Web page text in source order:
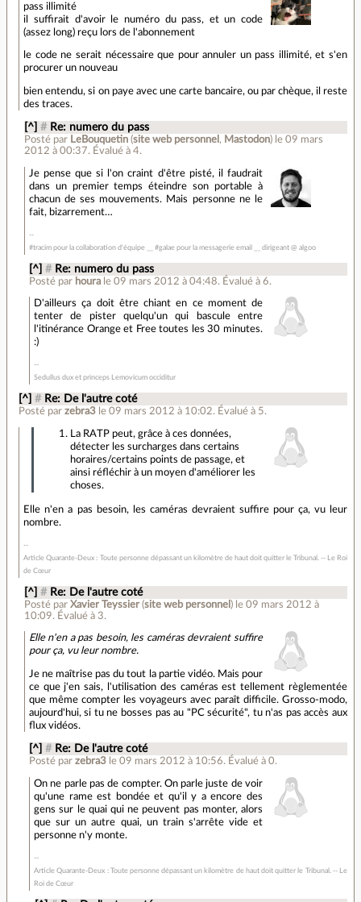
pass illimité
il suffirait d'avoir le numéro du pass, et un code
(assez long) reçu lors de l'abonnement
le code ne serait nécessaire que pour annuler un pass illimité, et s'en
procurer un nouveau
bien entendu, si on paye avec une carte bancaire, ou par chèque, il reste
des traces.
[^] # Re: numero du pass
Posté par LeBouquetin(site web personnel , Mastodon) le 09 mars
2012 à 00:37. Évalué à 4.
Je pense que si l'on craint d'être pisté, il faudrait
dans un premier temps éteindre son portable à
chacun de ses mouvements. Mais personne ne le
fait, bizarrement…
#tracim pour la collaboration d'équipe __ #galae pour la messagerie email __ dirigeant @ algoo
[^] # Re: numero du pass
Posté par houra le 09 mars 2012 à 04:48. Évalué à6.
D'ailleurs ça doit être chiant en ce moment de
tenter de pister quelqu'un qui bascule entre
l'itinérance Orange et Free toutes les 30 minutes.
:)
Sedullus dux et princeps Lemovicum occiditur
[^] # Re: De l'autre coté
Posté parzebra3 le 09 mars 2012 à 10:02. Évalué à 5.
La RATP peut, grâce à ces données,
détecter les surcharges dans certains
horaires/certains points de passage, et
ainsi réfléchir à un moyen d'améliorer les
choses.
Elle n'en a pas besoin, les caméras devraient suffire pour ça, vu leur
nombre.
Article Quarante-Deux : Toute personne dépassant un kilomètre de haut doit quitter le Tribunal. -- Le Roi
de Cœur
[^] # Re: De l'autre coté
Posté par Xavier Teyssier(site web personnel ) le 09 mars 2012 à
10:09. Évalué à 3.
Elle n'en a pas besoin, les caméras devraient suffire
pour ça, vu leur nombre.
Je ne maîtrise pas du tout la partie vidéo. Mais pour
ce que j'en sais, l'utilisation des caméras est tellement règlementée
que même compter les voyageurs avec paraît difficile. Grosso-modo,
aujourd'hui, si tu ne bosses pas au "PC sécurité", tu n'as pas accès aux
flux vidéos.
[^] # Re: De l'autre coté
Posté parzebra3 le 09 mars 2012 à 10:56. Évalué à0.
On ne parle pas de compter. On parle juste de voir
qu'une rame est bondée et qu'il y a encore des
gens sur le quai qui ne peuvent pas monter, alors
que sur un autre quai, un train s'arrête vide et
personne n'y monte.
Article Quarante-Deux : Toute personne dépassant un kilomètre de haut doit quitter le Tribunal. -- Le
Roi de Cœur